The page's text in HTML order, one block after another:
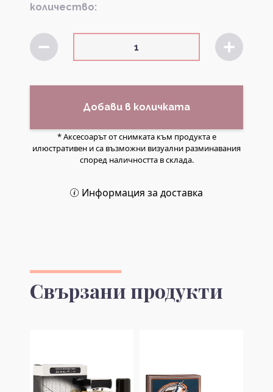
количество:
Добави в количката
* Аксесоарът от снимката към продукта е
илюстративен и са възможни визуални разминавания
според наличността в склада.
Информация за доставка
Свързани продукти